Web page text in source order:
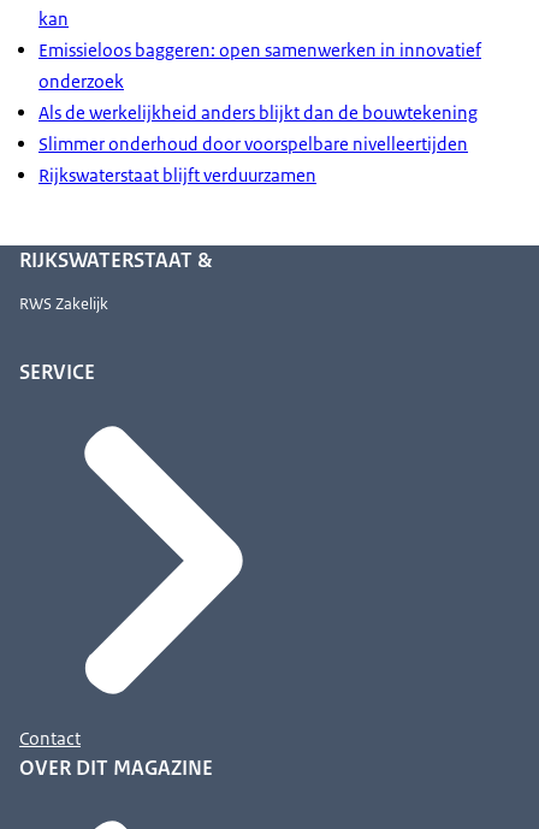
kan
Emissieloos baggeren: open samenwerken in innovatief
onderzoek
Als de werkelijkheid anders blijkt dan de bouwtekening
Slimmer onderhoud door voorspelbare nivelleertijden
Rijkswaterstaat blijft verduurzamen
RIJKSWATERSTAAT &
RWS Zakelijk
SERVICE
Contact
OVER DIT MAGAZINE